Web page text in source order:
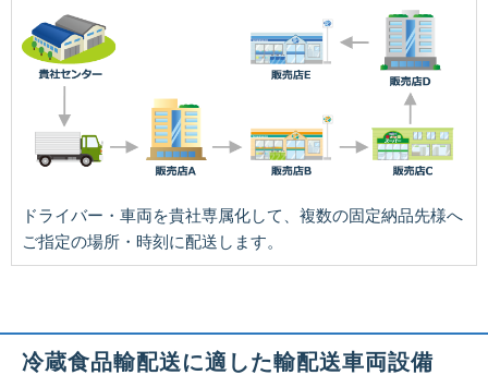
ドライバー・車両を貴社専属化して、複数の固定納品先様へ
ご指定の場所・時刻に配送します。
冷蔵食品輸配送に適した輸配送車両設備